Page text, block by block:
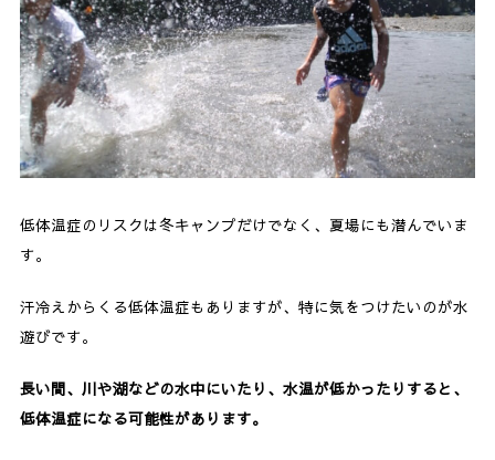
低体温症のリスクは冬キャンプだけでなく、夏場にも潜んでいま
す。
汗冷えからくる低体温症もありますが、特に気をつけたいのが水
遊びです。
長い間、 川や湖などの水中にいたり、水温が低かったりすると、
低体温症になる可能性があります。